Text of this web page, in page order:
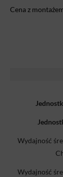
Cena z
Wydajność
Wydajność